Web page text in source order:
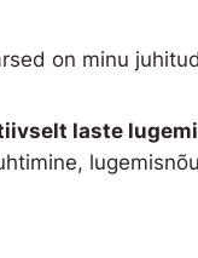
on minu
laste